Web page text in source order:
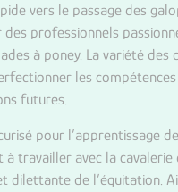
vers le passage des
professionnels
à poney. La variété
les
futures.
pour l’apprentissage
travailler avec la
dilettante de l’équitation.